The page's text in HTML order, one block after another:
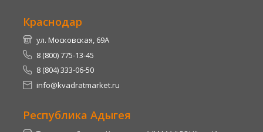
Краснодар
ул. Московская, 69А
8 (800) 775-13-45
8 (804) 333-06-50
info@kvadratmarket.ru
Республика Адыгея